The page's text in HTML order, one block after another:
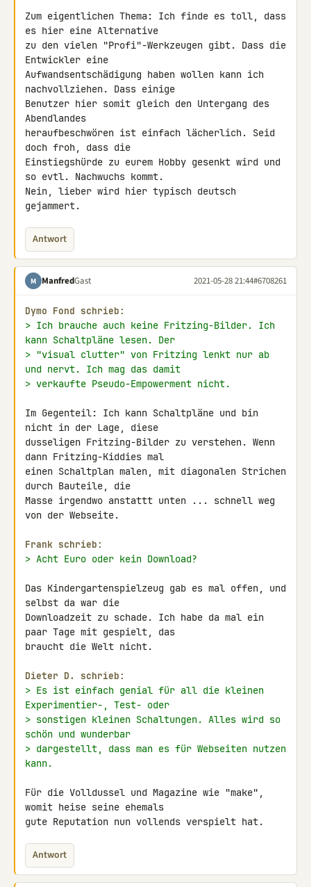
Zum eigentlichen Thema: Ich finde es toll, dass
es hier eine Alternative
zu den vielen "Profi"-Werkzeugen gibt. Dass die
Entwickler eine
Aufwandsentschädigung haben wollen kann ich
nachvollziehen. Dass einige
Benutzer hier somit gleich den Untergang des
Abendlandes
heraufbeschwören ist einfach lächerlich. Seid
doch froh, dass die
Einstiegshürde zu eurem Hobby gesenkt wird und
so evtl. Nachwuchs kommt.
Nein, lieber wird hier typisch deutsch
gejammert.
Antwort
M ManfredGast 2021-05-28 21:44#6708261
Dymo Fond schrieb:
> Ich brauche auch keine Fritzing-Bilder. Ich
kann Schaltpläne lesen. Der
> "visual clutter" von Fritzing lenkt nur ab
und nervt. Ich mag das damit
> verkaufte Pseudo-Empowerment nicht.
Im Gegenteil: Ich kann Schaltpläne und bin
nicht in der Lage, diese
dusseligen Fritzing-Bilder zu verstehen. Wenn
dann Fritzing-Kiddies mal
einen Schaltplan malen, mit diagonalen Strichen
durch Bauteile, die
Masse irgendwo anstattt unten ... schnell weg
von der Webseite.
Frank schrieb:
> Acht Euro oder kein Download?
Das Kindergartenspielzeug gab es mal offen, und
selbst da war die
Downloadzeit zu schade. Ich habe da mal ein
paar Tage mit gespielt, das
braucht die Welt nicht.
Dieter D. schrieb:
> Es ist einfach genial für all die kleinen
Experimentier-, Test- oder
> sonstigen kleinen Schaltungen. Alles wird so
schön und wunderbar
> dargestellt, dass man es für Webseiten nutzen
kann.
Für die Volldussel und Magazine wie "make",
womit heise seine ehemals
gute Reputation nun vollends verspielt hat.
Antwort